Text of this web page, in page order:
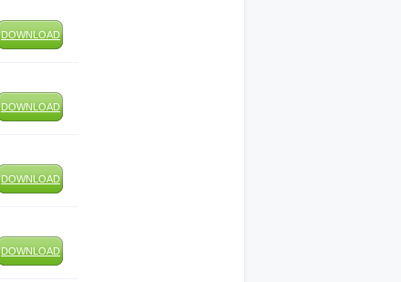
DOWNLOAD
DOWNLOAD
DOWNLOAD
DOWNLOAD